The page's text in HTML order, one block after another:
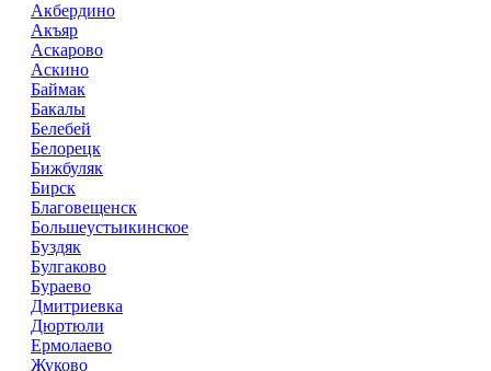
Акбердино
Акъяр
Аскарово
Аскино
Баймак
Бакалы
Белебей
Белорецк
Бижбуляк
Бирск
Благовещенск
Большеустьикинское
Буздяк
Булгаково
Бураево
Дмитриевка
Дюртюли
Ермолаево
Жуково